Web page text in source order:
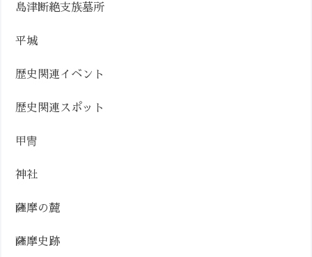
島津断絶支族墓所
平城
歴史関連イベント
歴史関連スポット
甲冑
神社
薩摩の麓
薩摩史跡